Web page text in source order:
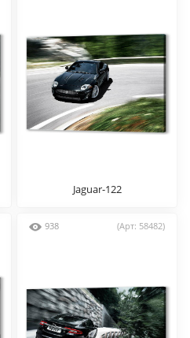
Jaguar-122
938 (Арт: 58482)